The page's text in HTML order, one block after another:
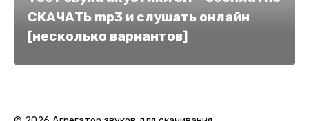
СКАЧАТЬ mp3 и слушать онлайн
[несколько вариантов]